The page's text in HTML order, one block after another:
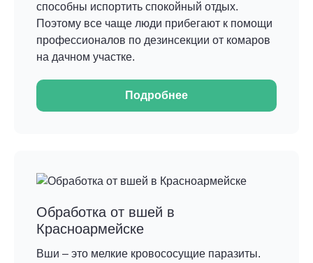
способны испортить спокойный отдых.
Поэтому все чаще люди прибегают к помощи
профессионалов по дезинсекции от комаров
на дачном участке.
Подробнее
Обработка от вшей в
Красноармейске
Вши – это мелкие кровососущие паразиты.